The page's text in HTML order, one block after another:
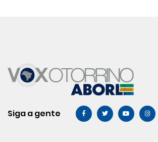
Siga a gente